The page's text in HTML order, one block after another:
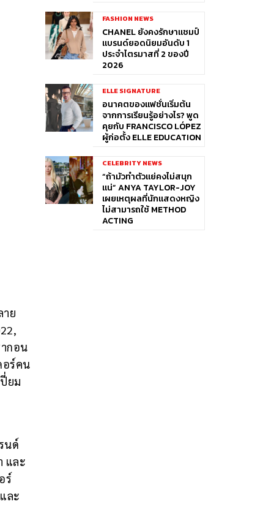
ย
กอน
อร์คน
ยม
นด์
และ
ร์
ละ
FASHION NEWS
CHANEL ยังคงรักษาแชมป์
แบรนด์ยอดนิยมอันดับ 1
ประจำไตรมาสที่ 2 ของปี
2026
ELLE SIGNATURE
อนาคตของแฟชั่นเริ่มต้น
จากการเรียนรู้อย่างไร? พูด
คุยกับ FRANCISCO LÓPEZ
ผู้ก่อตั้ง ELLE EDUCATION
CELEBRITY NEWS
“ถ้ามัวทำตัวแย่คงไม่สนุก
แน่” ANYA TAYLOR-JOY
เผยเหตุผลที่นักแสดงหญิง
ไม่สามารถใช้ METHOD
ACTING